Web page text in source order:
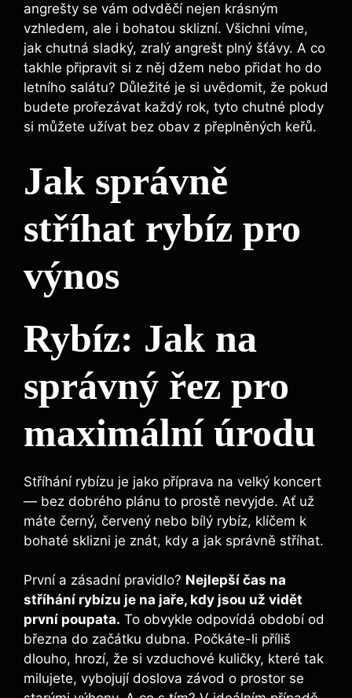
angrešty se vám odvděčí nejen krásným
vzhledem, ale i bohatou sklizní. Všichni víme,
jak chutná sladký, zralý angrešt plný šťávy. A co
takhle připravit si z něj džem nebo přidat ho do
letního salátu? Důležité je si uvědomit, že pokud
budete prořezávat každý rok, tyto chutné plody
si můžete užívat bez obav z přeplněných keřů.
Jak správně
stříhat rybíz pro
výnos
Rybíz: Jak na
správný řez pro
maximální úrodu
Stříhání rybízu je jako příprava na velký koncert
— bez dobrého plánu to prostě nevyjde. Ať už
máte černý, červený nebo bílý rybíz, klíčem k
bohaté sklizni je znát, kdy a jak správně stříhat.
První a zásadní pravidlo? Nejlepší čas na
stříhání rybízu je na jaře, kdy jsou už vidět
první poupata. To obvykle odpovídá období od
března do začátku dubna. Počkáte-li příliš
dlouho, hrozí, že si vzduchové kuličky, které tak
milujete, vybojují doslova závod o prostor se